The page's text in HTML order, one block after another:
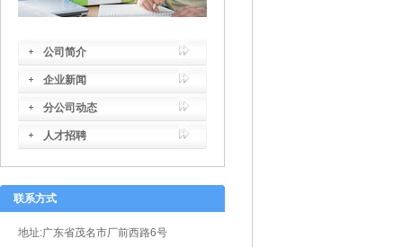
公司简介
企业新闻
分公司动态
人才招聘
联系方式
地址:广东省茂名市厂前西路6号